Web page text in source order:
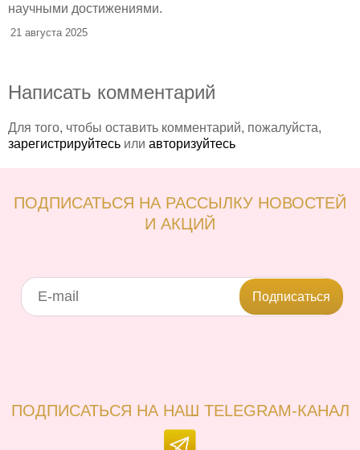
научными достижениями.
21 августа 2025
Написать комментарий
Для того, чтобы оставить комментарий, пожалуйста,
зарегистрируйтесь или авторизуйтесь
ПОДПИСАТЬСЯ НА РАССЫЛКУ НОВОСТЕЙ
И АКЦИЙ
Подписаться
ПОДПИСАТЬСЯ НА НАШ TELEGRAM-КАНАЛ